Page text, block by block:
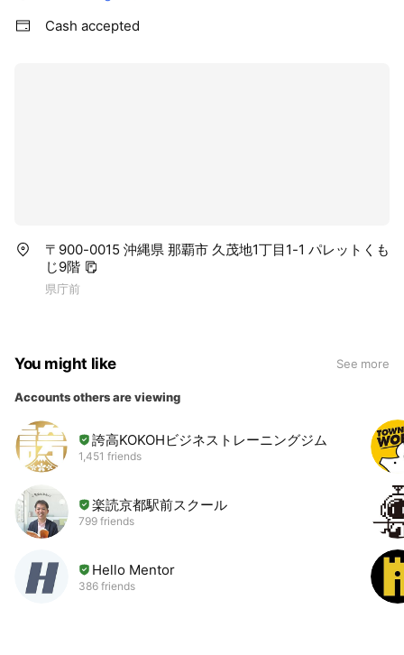
Cash accepted
〒900-0015 沖縄県 那覇市 久茂地1丁目1-1 パレットくも
じ9階
県庁前
You might like See more
Accounts others are viewing
誇高KOKOHビジネストレーニングジム
1,451 friends
楽読京都駅前スクール
799 friends
Hello Mentor
386 friends